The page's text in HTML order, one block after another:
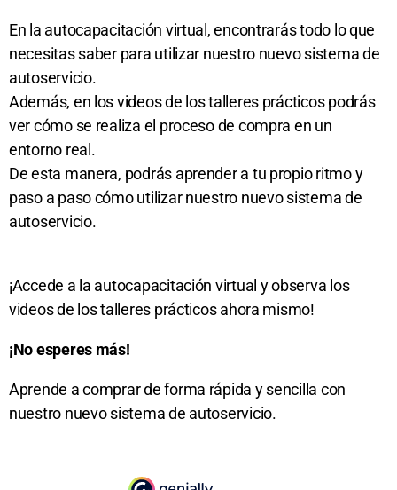
En la autocapacitación virtual, encontrarás todo lo que
necesitas saber para utilizar nuestro nuevo sistema de
autoservicio.
Además, en los videos de los talleres prácticos podrás
ver cómo se realiza el proceso de compra en un
entorno real.
De esta manera, podrás aprender a tu propio ritmo y
paso a paso cómo utilizar nuestro nuevo sistema de
autoservicio.
¡Accede a la autocapacitación virtual y observa los
videos de los talleres prácticos ahora mismo!
¡No esperes más!
Aprende a comprar de forma rápida y sencilla con
nuestro nuevo sistema de autoservicio.